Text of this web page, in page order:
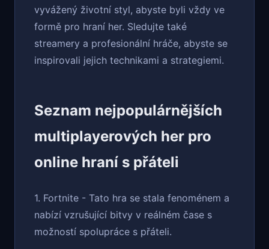
vyvážený životní styl, abyste byli vždy ve
formě pro hraní her. Sledujte také
streamery a profesionální hráče, abyste se
inspirovali jejich technikami a strategiemi.
Seznam nejpopulárnějších
multiplayerových her pro
online hraní s přáteli
1. Fortnite - Tato hra se stala fenoménem a
nabízí vzrušující bitvy v reálném čase s
možností spolupráce s přáteli.